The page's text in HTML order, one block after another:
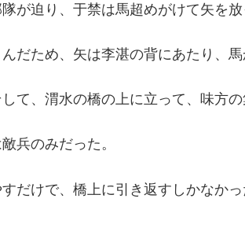
が迫り、于禁は馬超めがけて矢を放
だため、矢は李湛の背にあたり、馬
て、渭水の橋の上に立って、味方の
兵のみだった。
だけで、橋上に引き返すしかなかっ